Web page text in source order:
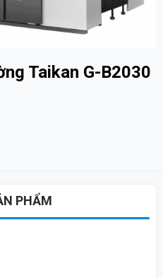
Taikan G-B2030
PHẨM